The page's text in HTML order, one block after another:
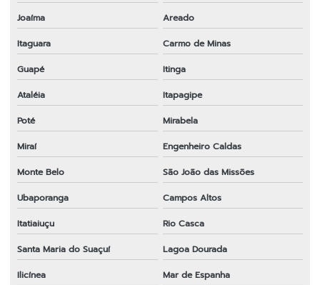
Joaíma
Areado
Itaguara
Carmo de Minas
Guapé
Itinga
Ataléia
Itapagipe
Poté
Mirabela
Miraí
Engenheiro Caldas
Monte Belo
São João das Missões
Ubaporanga
Campos Altos
Itatiaiuçu
Rio Casca
Santa Maria do Suaçuí
Lagoa Dourada
Ilicínea
Mar de Espanha